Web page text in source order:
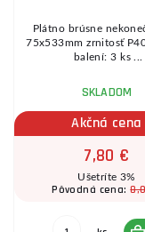
Plátno brúsne
75x533mm zrnitosť
balení: 3 ks ...
SKLADOM
Akčná cena
7,80 €
Ušetríte 3%
Pôvodná cena: